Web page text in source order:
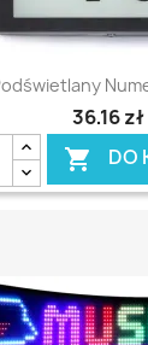
36,16 zł
 DO